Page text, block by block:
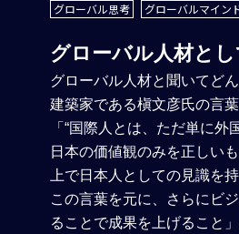
グローバル思考 グローバルマイン
グローバル人材と
グローバル人材と聞いてど
建築家である槇文彦氏の言
「“国際人とは、ただ単に
日本の価値観のみを正しい
上で日本人としての見識を
この言葉を元に、さらにビ
ることで成果を上げること